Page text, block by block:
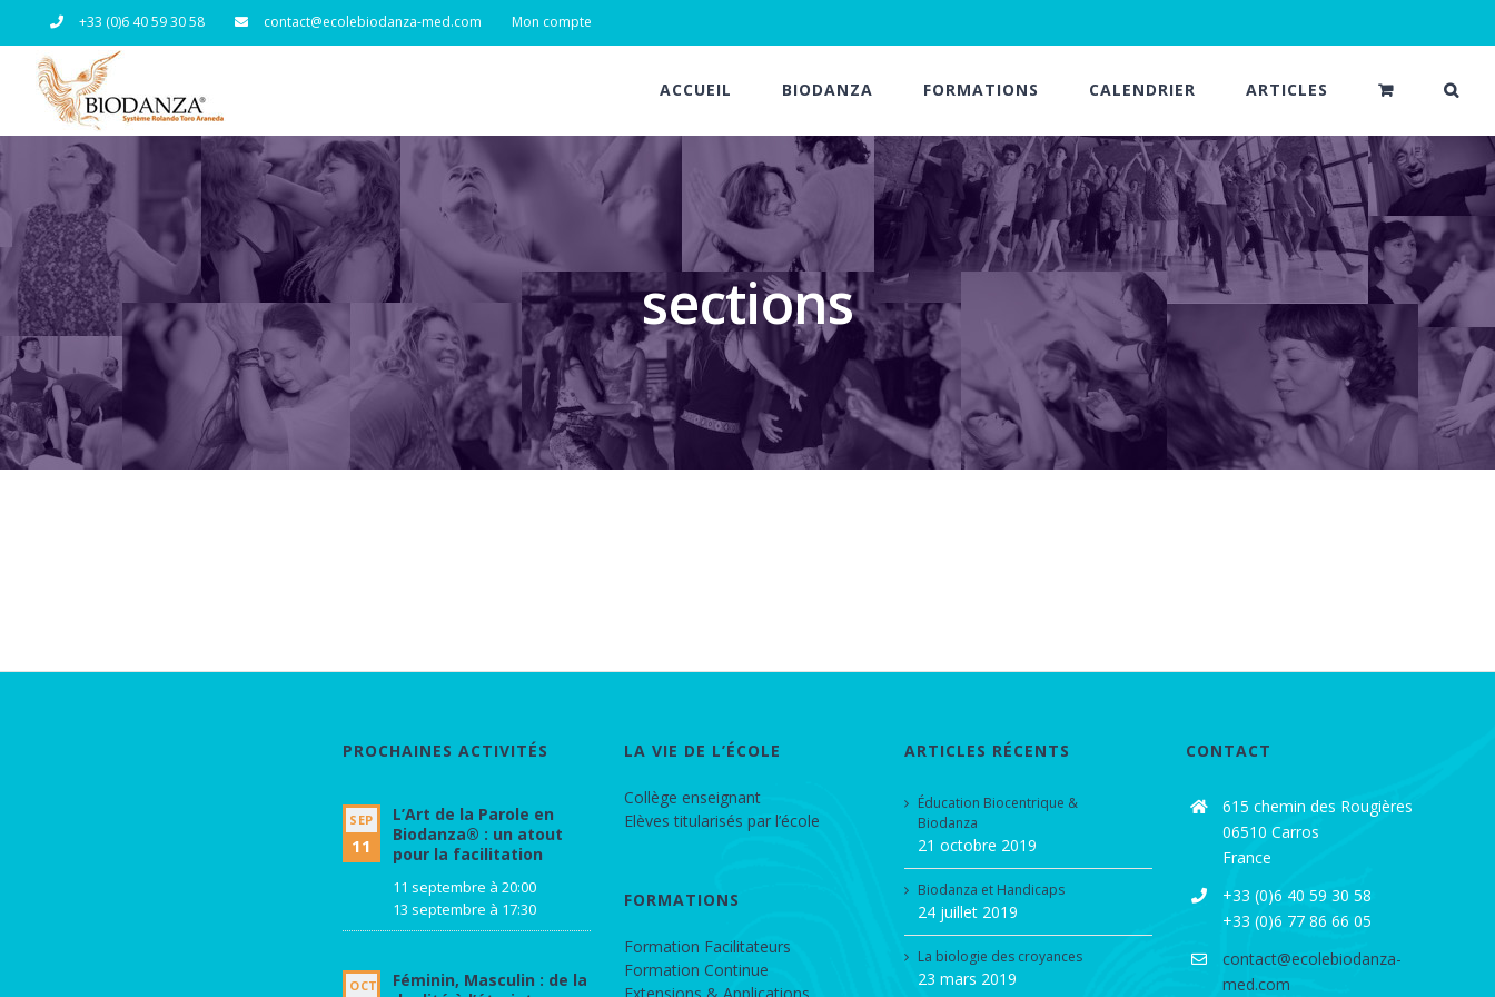
contenu
+33 (0)6 40 59 30 58 contact@ecolebiodanza-med.com Mon compte
ACCUEIL BIODANZA FORMATIONS CALENDRIER ARTICLES
sections
PROCHAINES ACTIVITÉS
SEP
11
L’Art de la Parole en
Biodanza® : un atout
pour la facilitation
11 septembre à 20:00
13 septembre à 17:30
OCT
Féminin, Masculin : de la
LA VIE DE L’ÉCOLE
Collège enseignant
Elèves titularisés par l’école
FORMATIONS
Formation Facilitateurs
Formation Continue
ARTICLES RÉCENTS
Éducation Biocentrique &
Biodanza
21 octobre 2019
Biodanza et Handicaps
24 juillet 2019
La biologie des croyances
23 mars 2019
CONTACT
615 chemin des Rougières
06510 Carros
France
+33 (0)6 40 59 30 58
+33 (0)6 77 86 66 05
contact@ecolebiodanza-
med.com